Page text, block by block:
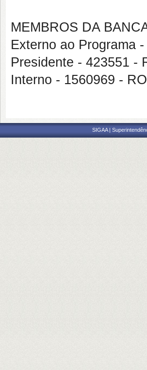
MEMBROS DA
Externo ao Programa
Presidente - 423551 -
Interno - 1560969 -
SIGAA |